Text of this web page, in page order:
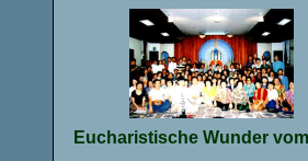
Eucharistische Wunder